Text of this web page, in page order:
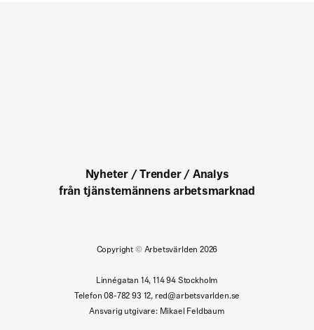
Nyheter / Trender / Analys
från tjänstemännens arbetsmarknad
Copyright ©Arbetsvärlden 2026
Linnégatan 14, 114 94 Stockholm
Telefon 08-782 93 12, red@arbetsvarlden.se
Ansvarig utgivare: Mikael Feldbaum